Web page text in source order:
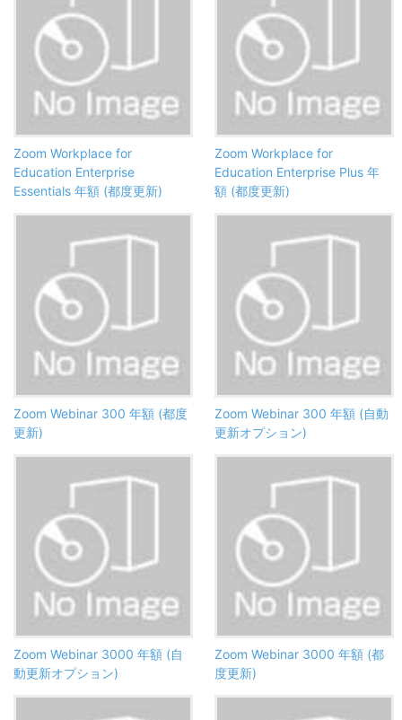
Zoom Workplace for
Education Enterprise
Essentials 年額 (都度更新)
Zoom Workplace for
Education Enterprise Plus 年
額 (都度更新)
Zoom Webinar 300 年額 (都度
更新)
Zoom Webinar 300 年額 (自動
更新オプション)
Zoom Webinar 3000 年額 (自
動更新オプション)
Zoom Webinar 3000 年額 (都
度更新)